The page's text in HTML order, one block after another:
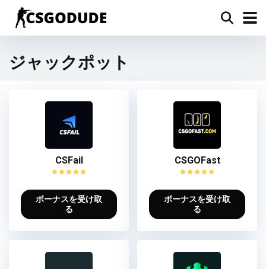
ジャックポット
CSFail
ボーナスを受け取
る
CSGOFast
ボーナスを受け取
る